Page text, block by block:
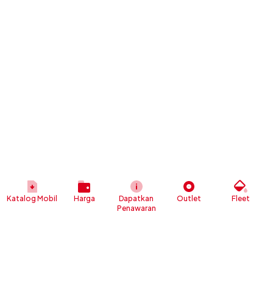
Katalog Mobil Harga
Dapatkan
Penawaran
Outlet Fleet